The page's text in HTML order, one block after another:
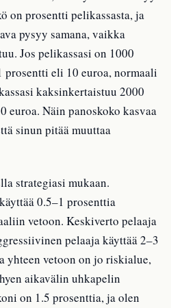
on prosentti pelikassasta, ja
pysyy samana, vaikka
Jos pelikassasi on 1000
eli 10 euroa, normaali
kaksinkertaistuu 2000
euroa. Näin panoskoko kasvaa
sinun pitää muuttaa
strategiasi mukaan.
0.5–1 prosenttia
vetoon. Keskiverto pelaaja
pelaaja käyttää 2–3
yhteen vetoon on jo riskialue,
aikavälin uhkapelin
on 1.5 prosenttia, ja olen